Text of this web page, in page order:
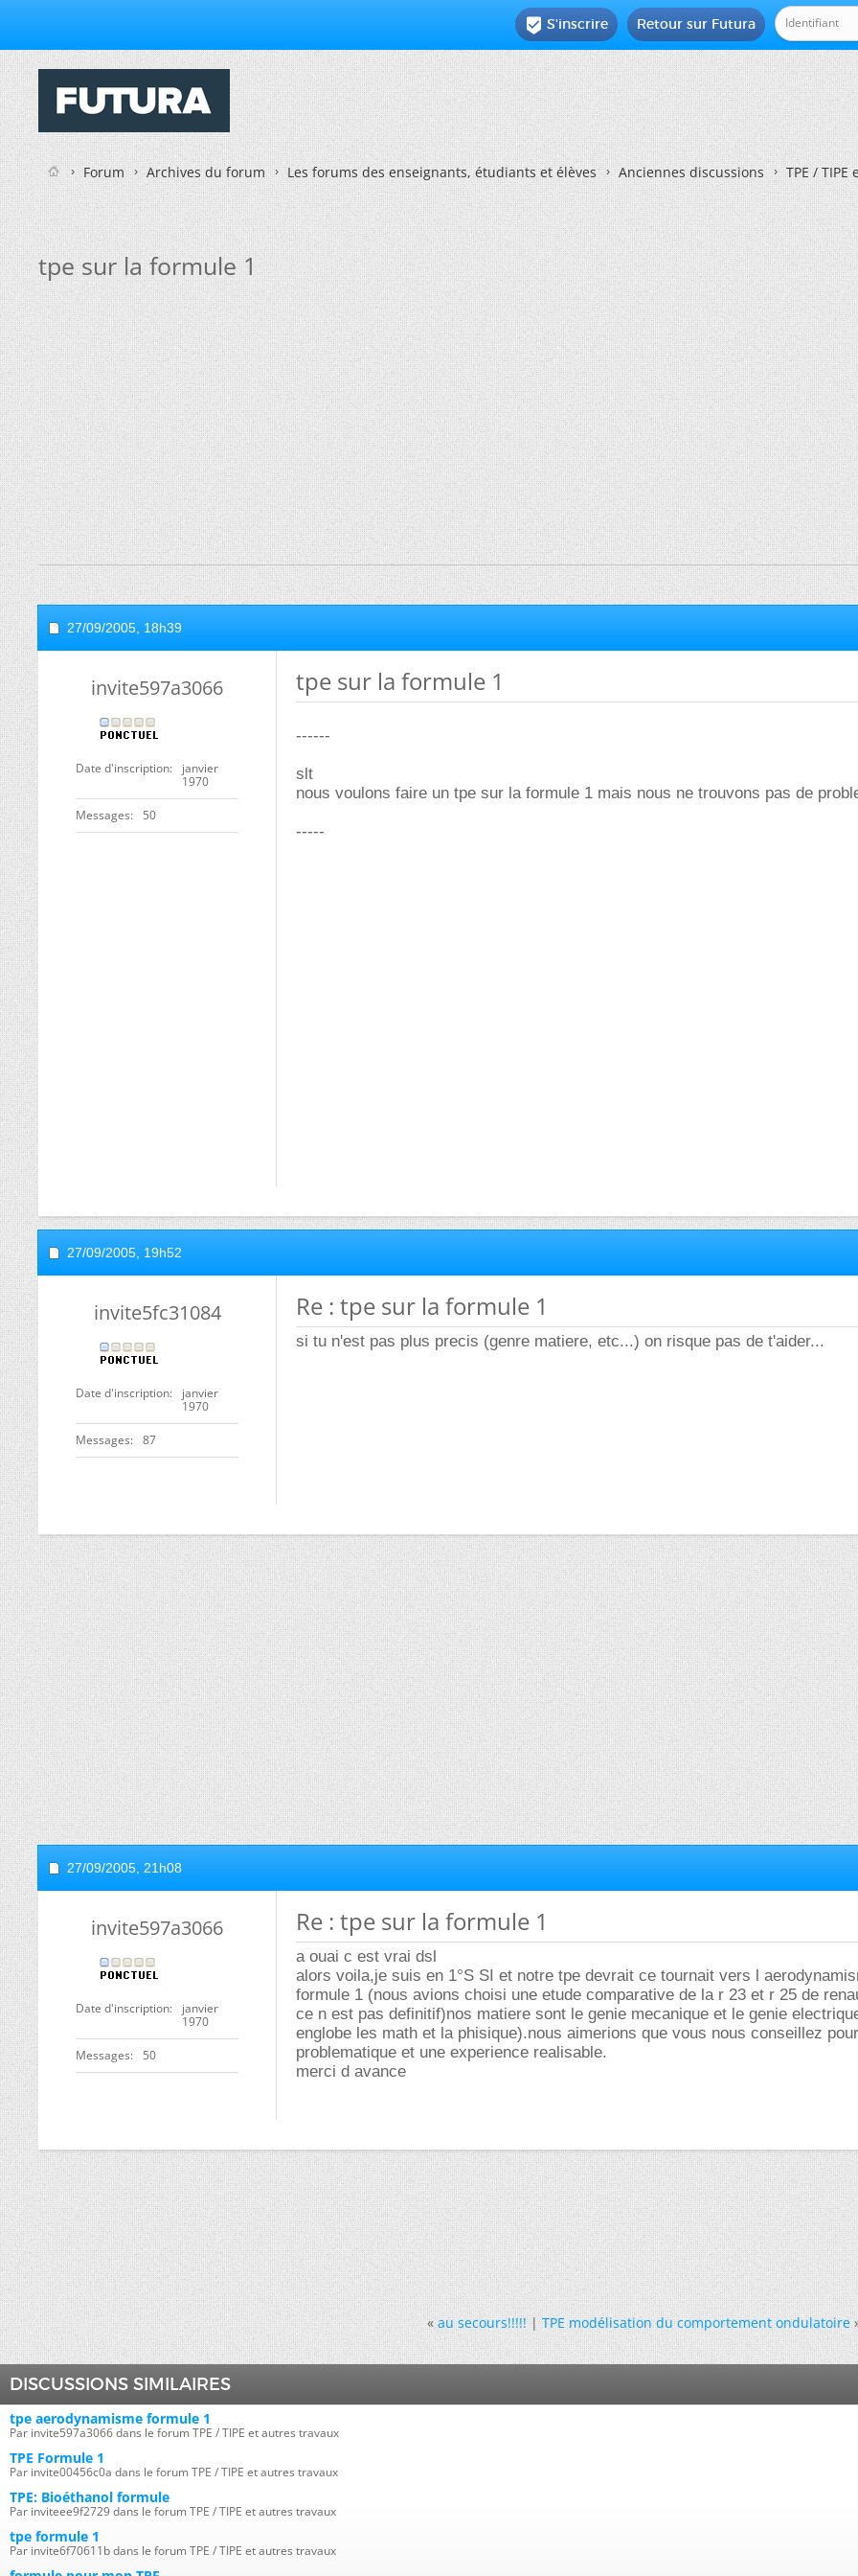
Retour sur Futura
 S'inscrire
Forum Archives du forum Les forums des enseignants, étudiants et élèves Anciennes discussions TPE /
tpe sur la formule 1
27/09/2005, 18h39
invite597a3066
Date d'inscription
janvier
1970
Messages 50
tpe sur la formule 1
------
slt
nous voulons faire un tpe sur la formule 1 mais nous ne trouvons pas de
-----
27/09/2005, 19h52
invite5fc31084
Date d'inscription
janvier
1970
Messages 87
Re : tpe sur la formule 1
si tu n'est pas plus precis (genre matiere, etc...) on risque pas de t'aider...
27/09/2005, 21h08
invite597a3066
Date d'inscription
janvier
1970
Messages 50
Re : tpe sur la formule 1
a ouai c est vrai dsl
alors voila,je suis en 1°S SI et notre tpe devrait ce tournait vers l
formule 1 (nous avions choisi une etude comparative de la r 23 et r 25 de
ce n est pas definitif)nos matiere sont le genie mecanique et le genie
englobe les math et la phisique).nous aimerions que vous nous conseillez
problematique et une experience realisable.
merci d avance
« au secours!!!!!|TPE modélisation du comportement ondulatoire
DISCUSSIONS SIMILAIRES
tpe aerodynamisme formule 1
Par invite597a3066 dans le forum TPE / TIPE et autres travaux
TPE Formule 1
Par invite00456c0a dans le forum TPE / TIPE et autres travaux
TPE: Bioéthanol formule
Par inviteee9f2729 dans le forum TPE / TIPE et autres travaux
tpe formule 1
Par invite6f70611b dans le forum TPE / TIPE et autres travaux